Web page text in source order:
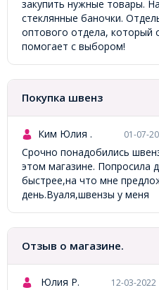
закупить нужные товары.
стеклянные баночки.
оптового отдела, который
помогает с выбором!
Покупка швенз
Ким Юлия . 01-07-
Срочно понадобились
этом магазине. Попросила
быстрее,на что мне
день.Вуаля,швензы у меня
Отзыв о магазине.
Юлия Р. 12-03-2022